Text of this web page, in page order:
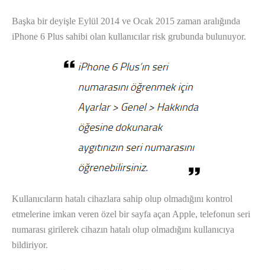
Başka bir deyişle Eylül 2014 ve Ocak 2015 zaman aralığında
iPhone 6 Plus sahibi olan kullanıcılar risk grubunda bulunuyor.
Kullanıcıların hatalı cihazlara sahip olup olmadığını kontrol
etmelerine imkan veren özel bir sayfa açan Apple, telefonun seri
numarası girilerek cihazın hatalı olup olmadığını kullanıcıya
bildiriyor.